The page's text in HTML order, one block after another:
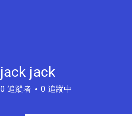
jack jack
0 追蹤者 0 追蹤中